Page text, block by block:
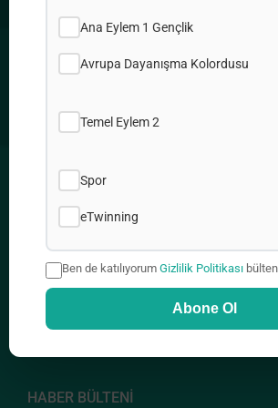
ADRES
2, Prodromou & Demetrakopoulou,
+357 22448888
HABER BÜLTENİ
Ana Eylem 1 Gençlik
Avrupa Dayanışma Kolordusu
Temel Eylem 2
Spor
eTwinning
Ben de katılıyorum Gizlilik Politikası
Abone Ol